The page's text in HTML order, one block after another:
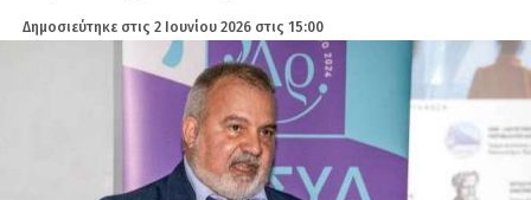
Δημοσιεύτηκε στις 2 Ιουνίου 2026 στις 15:00